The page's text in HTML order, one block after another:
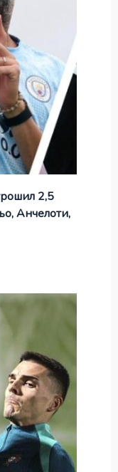
2,5
Анчелоти,